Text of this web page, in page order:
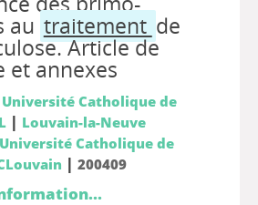
au traitement de
Article de
et annexes
Université Catholique de
| Louvain-la-Neuve
Catholique de
| 200409